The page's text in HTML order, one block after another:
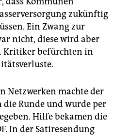
zukünftig
Ein Zwang zur
nicht, diese wird aber
Kritiker befürchten in
Netzwerken machte der
Runde und wurde per
Hilfe bekamen die
In der Satiresendung